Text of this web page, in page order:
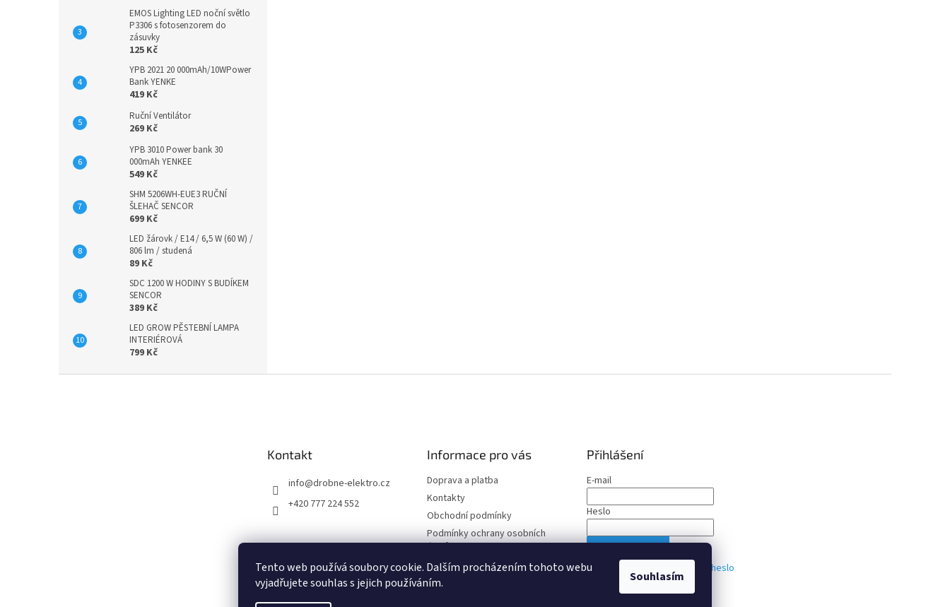
Tento web používá soubory cookie. Dalším procházením tohoto webu
vyjadřujete souhlas s jejich používáním.
Souhlasím
EMOS Lighting LED noční světlo
P3306 s fotosenzorem do
zásuvky
125 Kč
YPB 2021 20 000mAh/10WPower
Bank YENKE
419 Kč
Ruční Ventilátor
269 Kč
YPB 3010 Power bank 30
000mAh YENKEE
549 Kč
SHM 5206WH-EUE3 RUČNÍ
ŠLEHAČ SENCOR
699 Kč
LED žárovk / E14 / 6,5 W (60 W) /
806 lm / studená
89 Kč
SDC 1200 W HODINY S BUDÍKEM
SENCOR
389 Kč
LED GROW PĚSTEBNÍ LAMPA
INTERIÉROVÁ
799 Kč
Kontakt
info@drobne-elektro.cz
+420 777 224 552
Informace pro vás
Doprava a platba
Kontakty
Obchodní podmínky
Podmínky ochrany osobních
údajů
Přihlášení
E-mail
Heslo
Nová registrace Zapomenuté heslo